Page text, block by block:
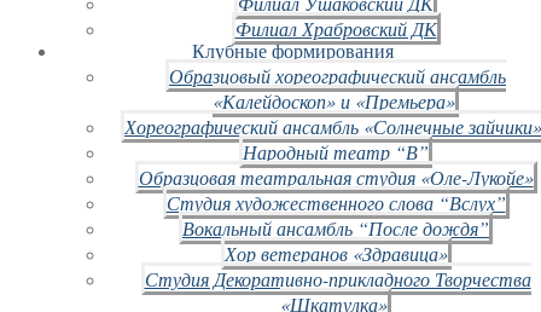
Филиал Храбровский ДК
Клубные формирования
Образцовый хореографический ансамбль
«Калейдоскоп» и «Премьера»
Хореографический ансамбль «Солнечные
Народный театр “В”
Образцовая театральная студия «Оле-Лукойе»
Студия художественного слова “Вслух”
Вокальный ансамбль “После дождя”
Хор ветеранов «Здравица»
Студия Декоративно-прикладного Творчества
«Шкатулка»